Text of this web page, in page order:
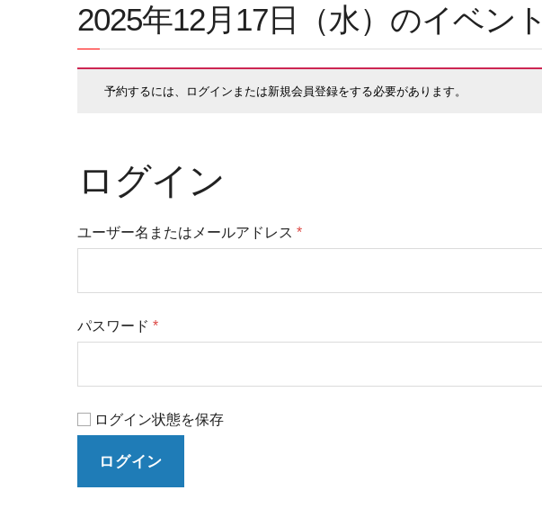
2025年12月17日（水）のイベン
予約するには、ログインまたは新規会員登録をする必要があります。
ログイン
ユーザー名またはメールアドレス *
パスワード *
ログイン状態を保存
ログイン